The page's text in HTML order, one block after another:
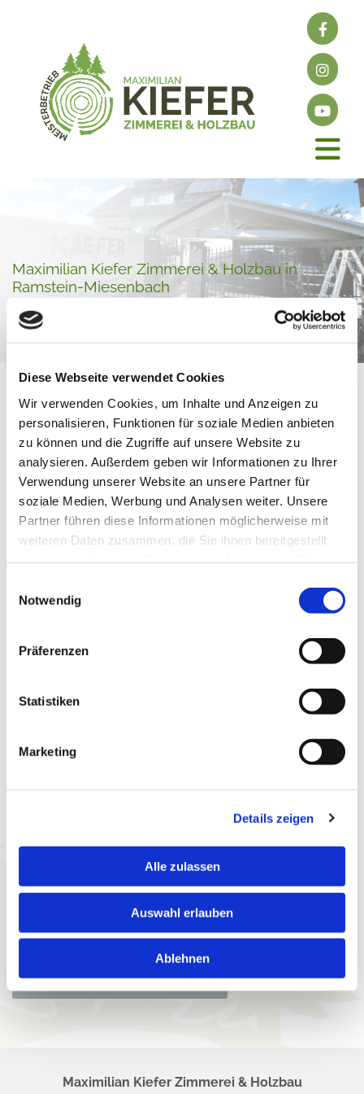
Diese Webseite verwendet Cookies
Wir verwenden Cookies, um Inhalte und Anzeigen zu
personalisieren, Funktionen für soziale Medien anbieten
zu können und die Zugriffe auf unsere Website zu
analysieren. Außerdem geben wir Informationen zu Ihrer
Verwendung unserer Website an unsere Partner für
soziale Medien, Werbung und Analysen weiter. Unsere
Partner führen diese Informationen möglicherweise mit
weiteren Daten zusammen, die Sie ihnen bereitgestellt
Notwendig
Präferenzen
Statistiken
Marketing
Details zeigen
Alle zulassen
Auswahl erlauben
Ablehnen
Maximilian Kiefer Zimmerei & Holzbau in
Ramstein-Miesenbach
Kontakt
Fragen, Wünsche, Anregungen?
Schreiben Sie uns
Robert-Bosch-Straße 11a, 66877 Ramstein-
Miesenbach
 0631 62507874| info@zimmerei-kiefer.de
personenbezogenen Daten ausschließlich zur
Beantwortung Ihrer Anfrage. Weitere
Informationen zum Datenschutz, insbesondere
auch zu Ihren Rechten, finden Sie in unseren
* Pflichtfeld
Maximilian Kiefer Zimmerei & Holzbau